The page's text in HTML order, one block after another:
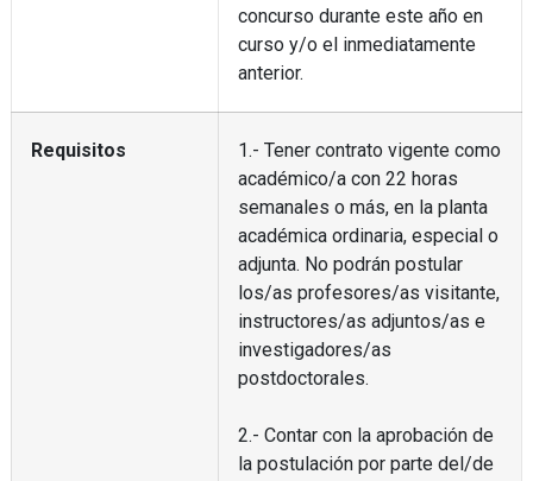
concurso durante este año en
curso y/o el inmediatamente
anterior.
Requisitos
1.- Tener contrato vigente como
académico/a con 22 horas
semanales o más, en la planta
académica ordinaria, especial o
adjunta. No podrán postular
los/as profesores/as visitante,
instructores/as adjuntos/as e
investigadores/as
postdoctorales.
2.- Contar con la aprobación de
la postulación por parte del/de